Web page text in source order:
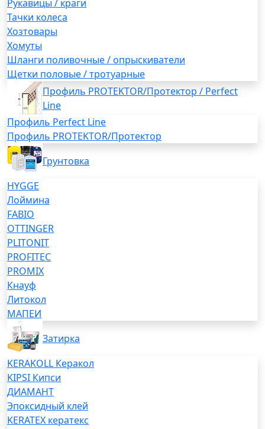
Рукавицы / краги
Тачки колеса
Хозтовары
Хомуты
Шланги поливочные / опрыскиватели
Щетки половые / тротуарные
Профиль PROTEKTOR/Протектор / Perfect
Line
Профиль Perfect Line
Профиль PROTEKTOR/Протектор
Грунтовка
HYGGE
Лоймина
FABIO
OTTINGER
PLITONIT
PROFITEC
PROMIX
Кнауф
Литокол
МАПЕИ
Затирка
KERAKOLL Керакол
KIPSI Кипси
ДИАМАНТ
Эпоксидный клей
KERATEX кератекс